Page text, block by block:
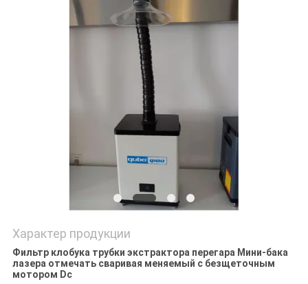
Характер продукции
Фильтр клобука трубки экстрактора перегара Мини-бака
лазера отмечать сваривая меняемый с безщеточным
мотором Dc